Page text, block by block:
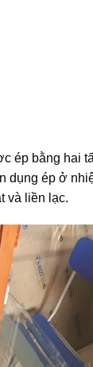
ép bằng hai
dụng ép ở
và liền lạc.